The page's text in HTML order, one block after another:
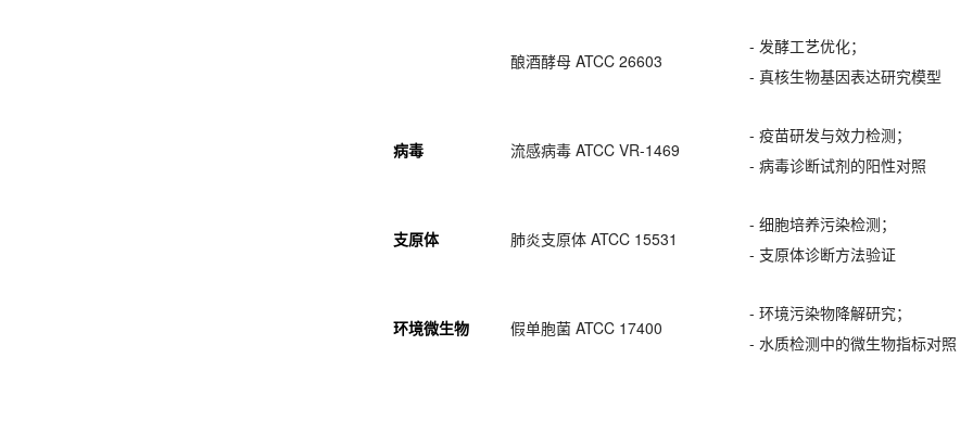
酿酒酵母 ATCC 26603
- 发酵工艺优化；
- 真核生物基因表达研究模型
病毒 流感病毒 ATCC VR-1469
- 疫苗研发与效力检测；
- 病毒诊断试剂的阳性对照
支原体 肺炎支原体 ATCC 15531
- 细胞培养污染检测；
- 支原体诊断方法验证
环境微生物 假单胞菌 ATCC 17400
- 环境污染物降解研究；
- 水质检测中的微生物指标对照